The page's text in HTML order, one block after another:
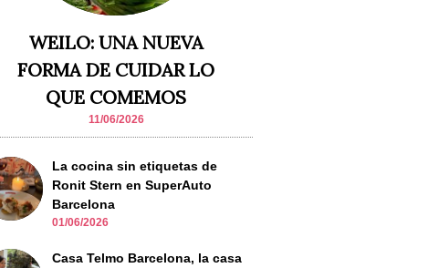
WEILO: UNA NUEVA
FORMA DE CUIDAR LO
QUE COMEMOS
11/06/2026
La cocina sin etiquetas de
Ronit Stern en SuperAuto
Barcelona
01/06/2026
Casa Telmo Barcelona, la casa